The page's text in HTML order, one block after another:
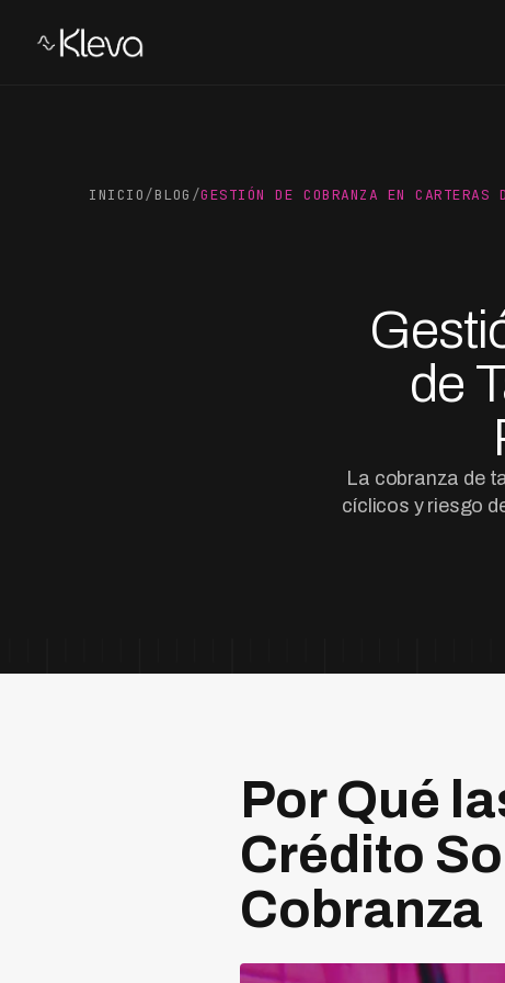
INICIO/BLOG /GESTIÓN DE COBRANZA EN
de
La cobranza de
cíclicos y riesgo
Por Qué
Crédito
Cobranza